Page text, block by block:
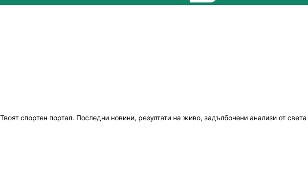
Твоят спортен портал. Последни новини, резултати на живо, задълбочени анализи от света